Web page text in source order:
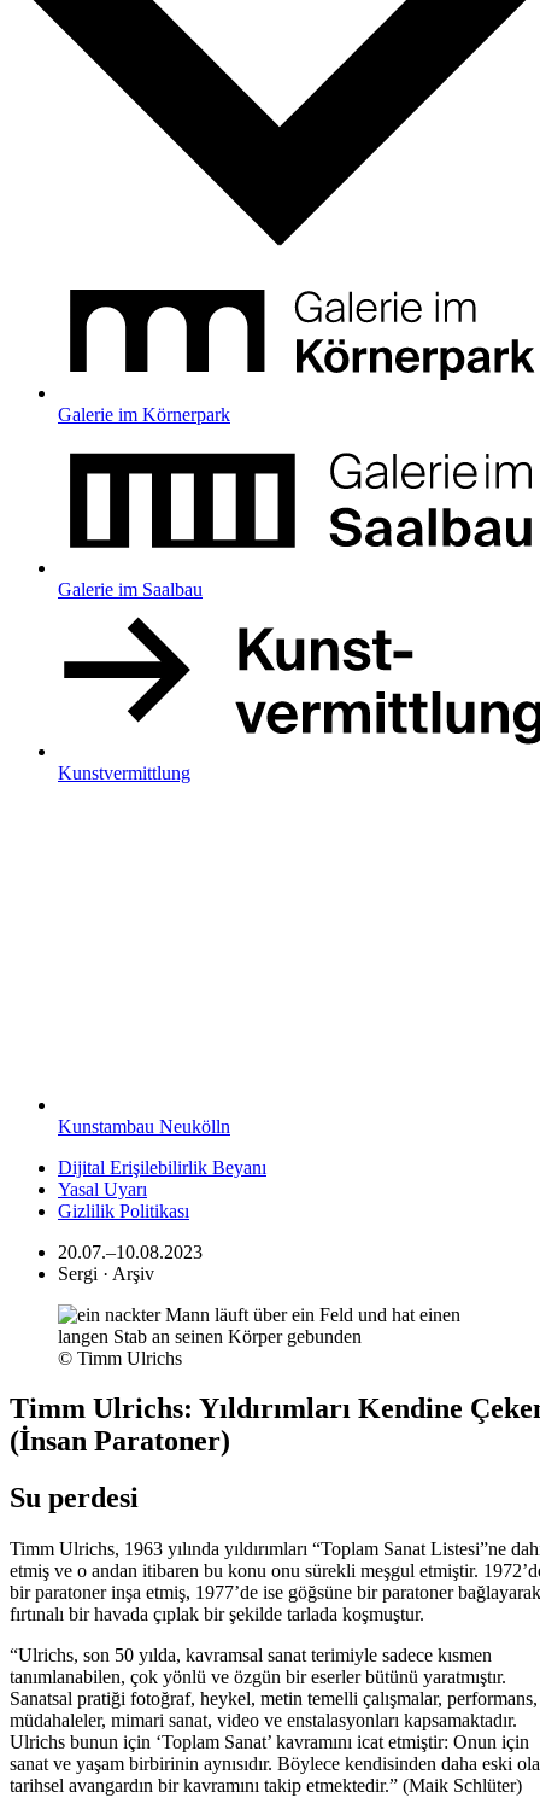
Galerie im Körnerpark
Galerie im Saalbau
Kunstvermittlung
Kunstambau Neukölln
Dijital Erişilebilirlik Beyanı
Yasal Uyarı
Gizlilik Politikası
20.07.–10.08.2023
Sergi · Arşiv
© Timm Ulrichs
Timm Ulrichs: Yıldırımları Kendine
(İnsan Paratoner)
Su perdesi
Timm Ulrichs, 1963 yılında yıldırımları “Toplam Sanat Listesi”ne
etmiş ve o andan itibaren bu konu onu sürekli meşgul etmiştir.
bir paratoner inşa etmiş, 1977’de ise göğsüne bir paratoner bağlayarak
fırtınalı bir havada çıplak bir şekilde tarlada koşmuştur.
“Ulrichs, son 50 yılda, kavramsal sanat terimiyle sadece kısmen
tanımlanabilen, çok yönlü ve özgün bir eserler bütünü yaratmıştır.
Sanatsal pratiği fotoğraf, heykel, metin temelli çalışmalar, performans,
müdahaleler, mimari sanat, video ve enstalasyonları kapsamaktadır.
Ulrichs bunun için ‘Toplam Sanat’ kavramını icat etmiştir: Onun için
sanat ve yaşam birbirinin aynısıdır. Böylece kendisinden daha eski
tarihsel avangardın bir kavramını takip etmektedir.” (Maik Schlüter)